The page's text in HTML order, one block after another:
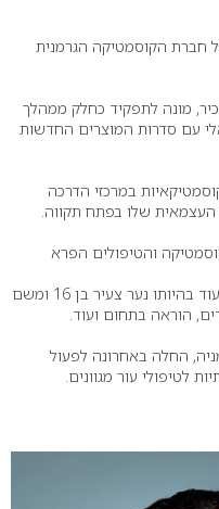
מונה לתפקיד כחלק ממהלך
עם סדרות המוצרים החדשות
במרכזי הדרכה
העצמאית שלו בפתח תקווה.
והטיפולים הפרא
אביגד, החל את דרכו בעולם הקוסמטיקה עוד בהיותו נער צעיר בן 16 ומשם
הוראה בתחום ועוד.
החלה באחרונה לפעול
לטיפולי עור מגוונים.